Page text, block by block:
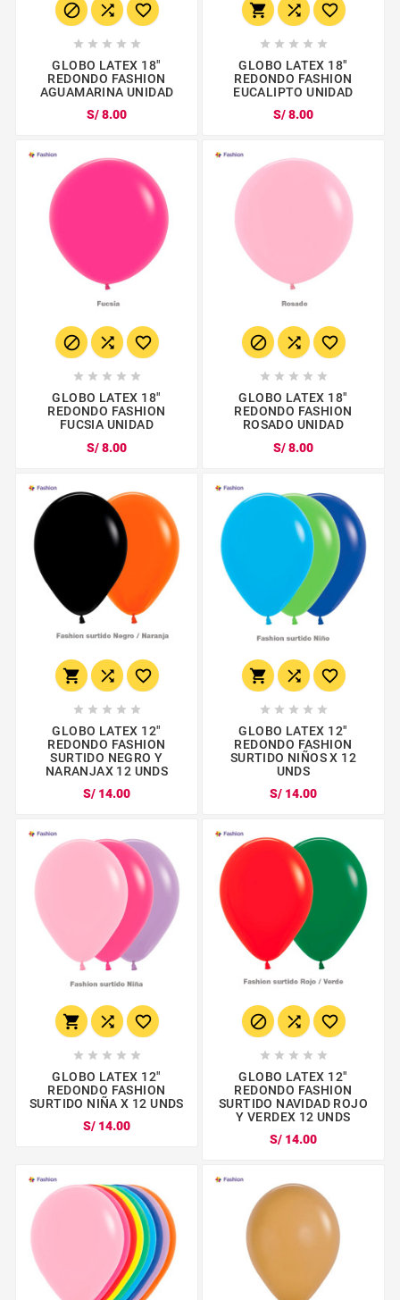
  
    
GLOBO LATEX 18"
REDONDO FASHION
AGUAMARINA UNIDAD
S/ 8.00
  
    
GLOBO LATEX 18"
REDONDO FASHION
EUCALIPTO UNIDAD
S/ 8.00
  
    
GLOBO LATEX 18"
REDONDO FASHION
FUCSIA UNIDAD
S/ 8.00
  
    
GLOBO LATEX 18"
REDONDO FASHION
ROSADO UNIDAD
S/ 8.00
  
    
GLOBO LATEX 12"
REDONDO FASHION
SURTIDO NEGRO Y
NARANJAX 12 UNDS
S/ 14.00
  
    
GLOBO LATEX 12"
REDONDO FASHION
SURTIDO NIÑOS X 12
UNDS
S/ 14.00
  
    
GLOBO LATEX 12"
REDONDO FASHION
SURTIDO NIÑA X 12 UNDS
S/ 14.00
  
    
GLOBO LATEX 12"
REDONDO FASHION
SURTIDO NAVIDAD ROJO
Y VERDEX 12 UNDS
S/ 14.00